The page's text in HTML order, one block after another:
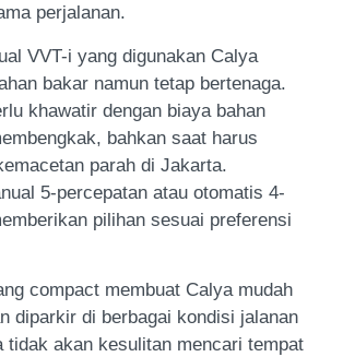
perjalanan.
VVT-i yang digunakan Calya
bakar namun tetap bertenaga.
khawatir dengan biaya bahan
bahkan saat harus
parah di Jakarta.
5-percepatan atau otomatis 4-
pilihan sesuai preferensi
compact membuat Calya mudah
diparkir di berbagai kondisi jalanan
tidak akan kesulitan mencari tempat